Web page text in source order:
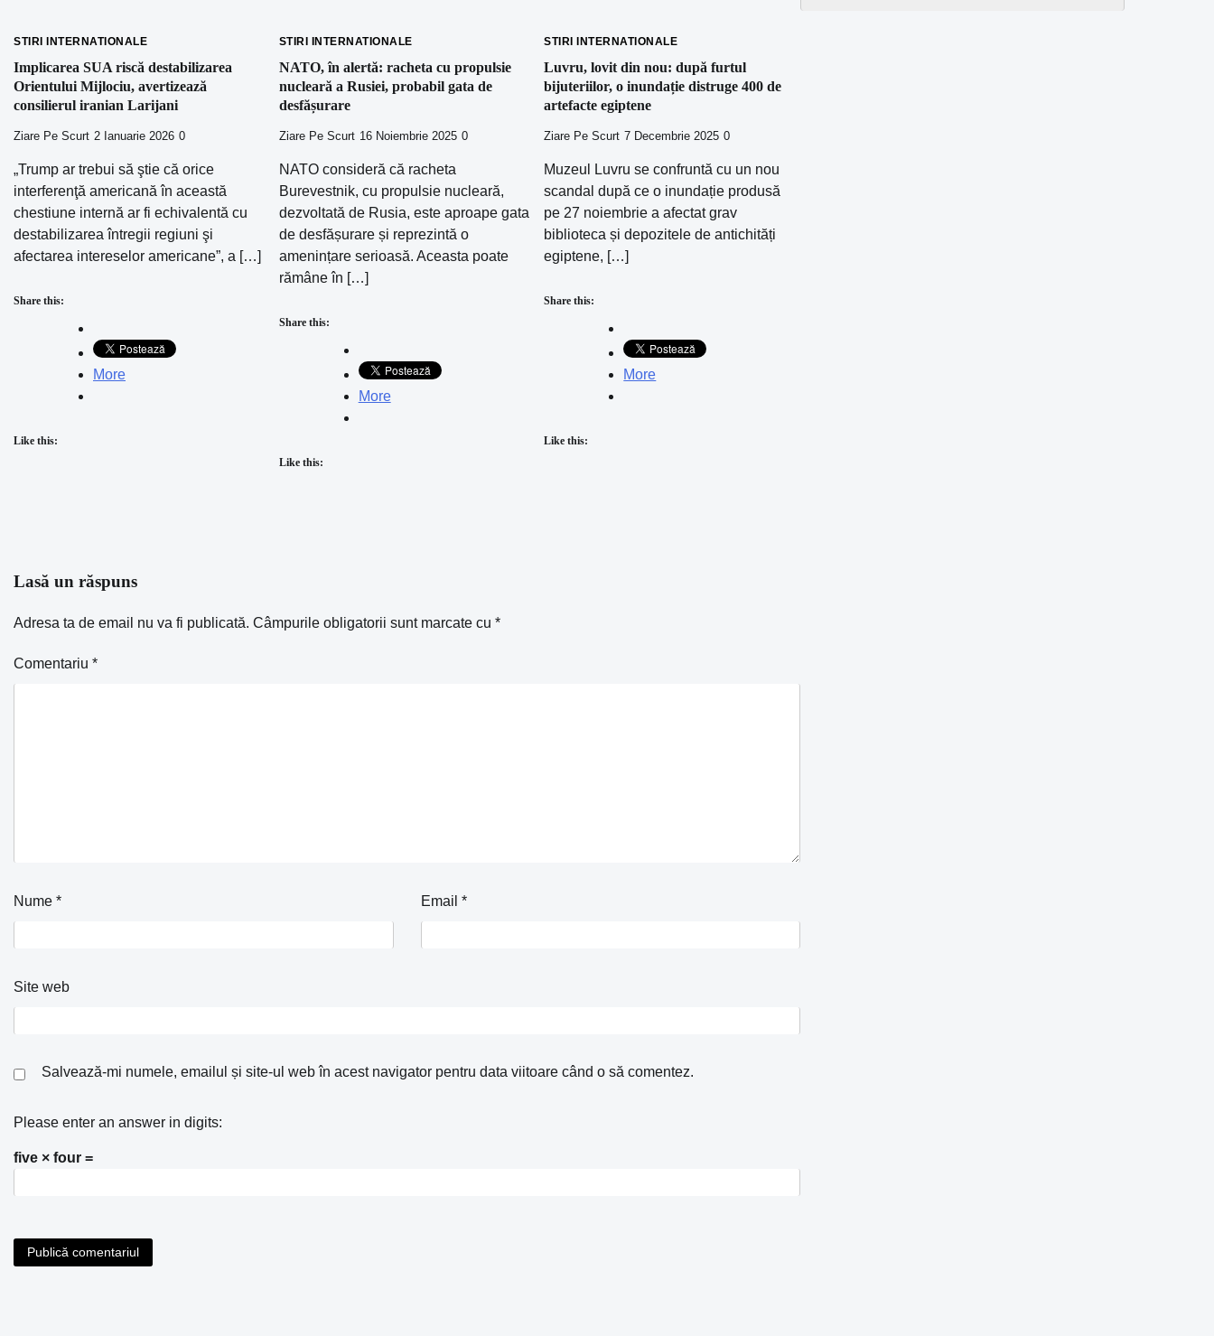
STIRI INTERNATIONALE
Implicarea SUA riscă destabilizarea
Orientului Mijlociu, avertizează
consilierul iranian Larijani
Ziare Pe Scurt 2 Ianuarie 2026 0
„Trump ar trebui să ştie că orice
interferenţă americană în această
chestiune internă ar fi echivalentă cu
destabilizarea întregii regiuni şi
afectarea intereselor americane”, a […]
Share this:
More
Like this:
STIRI INTERNATIONALE
NATO, în alertă: racheta cu propulsie
nucleară a Rusiei, probabil gata de
desfășurare
Ziare Pe Scurt 16 Noiembrie 2025 0
NATO consideră că racheta
Burevestnik, cu propulsie nucleară,
dezvoltată de Rusia, este aproape gata
de desfășurare și reprezintă o
amenințare serioasă. Aceasta poate
rămâne în […]
Share this:
More
Like this:
STIRI INTERNATIONALE
Luvru, lovit din nou: după furtul
bijuteriilor, o inundație distruge 400 de
artefacte egiptene
Ziare Pe Scurt 7 Decembrie 2025 0
Muzeul Luvru se confruntă cu un nou
scandal după ce o inundație produsă
pe 27 noiembrie a afectat grav
biblioteca și depozitele de antichități
egiptene, […]
Share this:
More
Like this:
Lasă un răspuns
Adresa ta de email nu va fi publicată. Câmpurile obligatorii sunt marcate cu *
Comentariu *
Nume * Email *
Site web
Salvează-mi numele, emailul și site-ul web în acest navigator pentru data viitoare când o să comentez.
Please enter an answer in digits:
five × four =